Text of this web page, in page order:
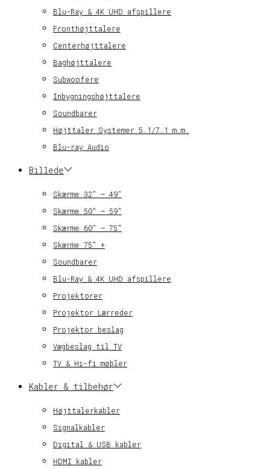
Blu-Ray & 4K UHD afspillere
Fronthøjttalere
Centerhøjttalere
Baghøjttalere
Subwoofere
Inbygningshøjttalere
Soundbarer
Højttaler Systemer 5.1/7.1 m.m.
Blu-ray Audio
Billede
Skærme 32″ – 49″
Skærme 50″ – 59″
Skærme 60″ – 75″
Skærme 75″ +
Soundbarer
Blu-Ray & 4K UHD afspillere
Projektorer
Projektor Lærreder
Projektor beslag
Vægbeslag til TV
TV & Hi-fi møbler
Kabler & tilbehør
Højttalerkabler
Signalkabler
Digital & USB kabler
HDMI kabler